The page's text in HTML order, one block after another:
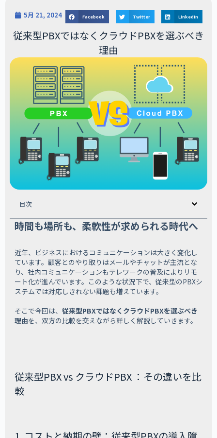
5月 21, 2024 Facebook Twitter LinkedIn
従来型PBXではなくクラウドPBXを選ぶべき
理由
目次
時間も場所も、柔軟性が求められる時代へ
近年、ビジネスにおけるコミュニケーションは大きく変化し
ています。顧客とのやり取りはメールやチャットが主流とな
り、社内コミュニケーションもテレワークの普及によりリモ
ート化が進んでいます。このような状況下で、従来型のPBXシ
ステムでは対応しきれない課題も増えています。
そこで今回は、 従来型PBXではなくクラウドPBXを選ぶべき
理由を、双方の比較を交えながら詳しく解説していきます。
従来型PBX vs クラウドPBX ：その違いを比
較